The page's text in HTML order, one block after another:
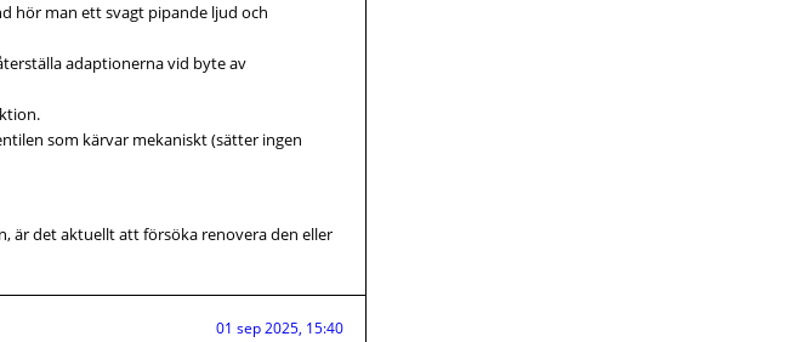
hör man ett svagt pipande ljud och
adaptionerna vid byte av
som kärvar mekaniskt (sätter ingen
är det aktuellt att försöka renovera den eller
01 sep 2025, 15:40